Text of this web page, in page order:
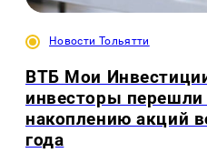
Новости Тольятти
ВТБ Мои
инвесторы перешли
накоплению акций
года